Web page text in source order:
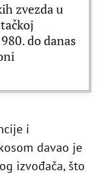
zvezda u
do danas
i
davao je
izvođača, što